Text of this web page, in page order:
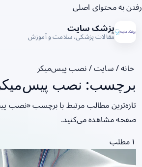
رفتن به محتوای اصلی
پزشک سایت
مقالات پزشکی، سلامت و آموزش
خانه/ سایت/ نصب پیس‌میکر
برچسب: نصب
تازه‌ترین مطالب مرتبط با برچسب «نصب
صفحه مشاهده می‌کنید.
۱ مطلب